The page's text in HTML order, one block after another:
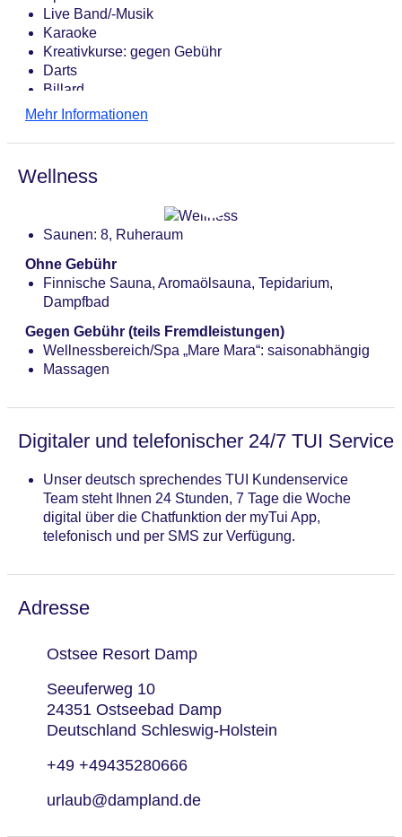
Live Band/-Musik
Karaoke
Kreativkurse: gegen Gebühr
Darts
Billard
Mehr Informationen
Wellness
Saunen: 8, Ruheraum
Ohne Gebühr
Finnische Sauna, Aromaölsauna, Tepidarium,
Dampfbad
Gegen Gebühr (teils Fremdleistungen)
Wellnessbereich/Spa „Mare Mara“: saisonabhängig
Massagen
Digitaler und telefonischer 24/7 TUI Service
Unser deutsch sprechendes TUI Kundenservice
Team steht Ihnen 24 Stunden, 7 Tage die Woche
digital über die Chatfunktion der myTui App,
telefonisch und per SMS zur Verfügung.
Adresse
Ostsee Resort Damp
Seeuferweg 10
24351 Ostseebad Damp
Deutschland Schleswig-Holstein
+49 +49435280666
urlaub@dampland.de